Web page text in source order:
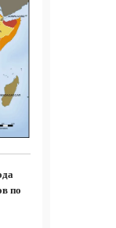
по